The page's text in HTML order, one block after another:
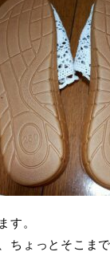
す。
ちょっとそこま